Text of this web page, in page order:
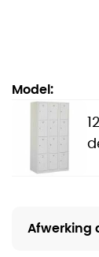
Model:
Afwerking